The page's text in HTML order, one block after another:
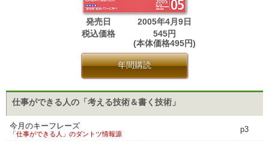
発売日
2005年4月9日
税込価格
545円
(本体価格495円)
年間購読
仕事ができる人の「考える技術＆書く技術」
今月のキーフレーズ
「仕事ができる人」のダントツ情報源 p3